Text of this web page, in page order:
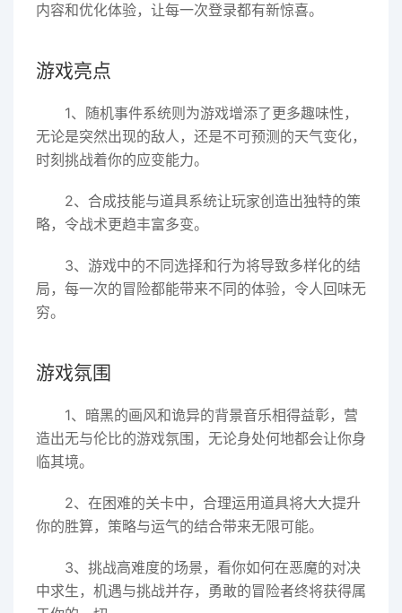
内容和优化体验，让每一次登录都有新惊喜。
游戏亮点
1、随机事件系统则为游戏增添了更多趣味性，
无论是突然出现的敌人，还是不可预测的天气变化，
时刻挑战着你的应变能力。
2、合成技能与道具系统让玩家创造出独特的策
略，令战术更趋丰富多变。
3、游戏中的不同选择和行为将导致多样化的结
局，每一次的冒险都能带来不同的体验，令人回味无
穷。
游戏氛围
1、暗黑的画风和诡异的背景音乐相得益彰，营
造出无与伦比的游戏氛围，无论身处何地都会让你身
临其境。
2、在困难的关卡中，合理运用道具将大大提升
你的胜算，策略与运气的结合带来无限可能。
3、挑战高难度的场景，看你如何在恶魔的对决
中求生，机遇与挑战并存，勇敢的冒险者终将获得属